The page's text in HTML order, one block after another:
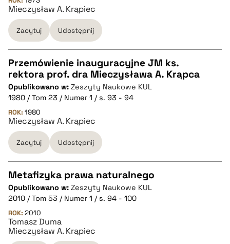
pobierz cytat
BIBTEX
pobierz cytat
Mieczysław A. Krąpiec
Zacytuj Udostępnij
CZYSTY TEKST
pobierz cytat
BIBTEX
pobierz cytat
Przemówienie inauguracyjne JM ks.
rektora prof. dra Mieczysława A. Krąpca
Opublikowano w: Zeszyty Naukowe KUL
1980 / Tom 23 / Numer 1 / s. 93 - 94
ROK: 1980
Mieczysław A. Krąpiec
Zacytuj Udostępnij
CZYSTY TEKST
pobierz cytat
Metafizyka prawa naturalnego
Opublikowano w: Zeszyty Naukowe KUL
2010 / Tom 53 / Numer 1 / s. 94 - 100
ROK: 2010
Tomasz Duma
Mieczysław A. Krąpiec